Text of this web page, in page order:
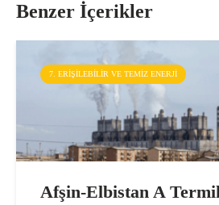
Benzer İçerikler
7. ERIŞILEBILIR VE TEMIZ ENERJI
Afşin-Elbistan A